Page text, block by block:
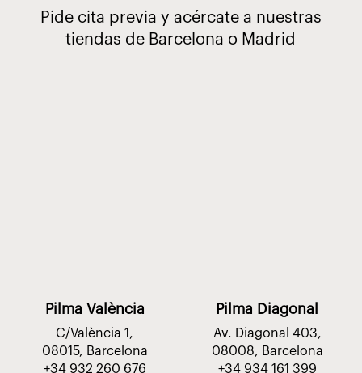
Pide cita previa y acércate a nuestras
tiendas de Barcelona o Madrid
Pilma València
C/València 1,
08015, Barcelona
+34 932 260 676
Pilma Diagonal
Av. Diagonal 403,
08008, Barcelona
+34 934 161 399